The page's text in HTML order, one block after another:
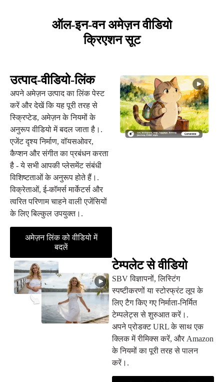
ऑल-इन-वन अमेज़न वीडियो
क्रिएशन सूट
उत्पाद-वीडियो-लिंक
अपने अमेज़न उत्पाद का लिंक पेस्ट
करें और देखें कि यह पूरी तरह से
स्क्रिप्टेड, अमेज़न के नियमों के
अनुरूप वीडियो में बदल जाता है।.
एजेंट दृश्य निर्माण, वॉयसओवर,
कैप्शन और संगीत का प्रबंधन करता
है - ये सभी आपकी प्लेसमेंट संबंधी
विशिष्टताओं के अनुरूप होते हैं।.
विक्रेताओं, ई-कॉमर्स मार्केटर्स और
त्वरित परिणाम चाहने वाली एजेंसियों
के लिए बिल्कुल उपयुक्त।.
अमेज़न लिंक को वीडियो में
बदलें
टेम्पलेट से वीडियो
SBV विज्ञापनों, लिस्टिंग
स्पष्टीकरणों या स्टोरफ्रंट लूप के
लिए टैग किए गए निर्माता-निर्मित
टेम्पलेट्स से शुरुआत करें।.
अपने प्रोडक्ट URL के साथ एक
क्लिक में रीमिक्स करें, और Amazon
के नियमों का पूरी तरह से पालन
करें।.